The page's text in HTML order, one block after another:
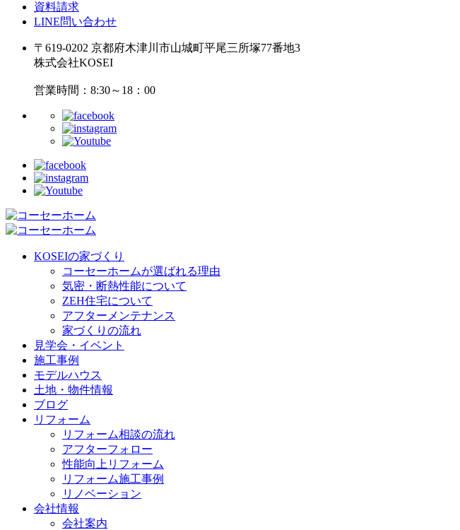
資料請求
LINE問い合わせ
〒619-0202 京都府木津川市山城町平尾三所塚77番地3
株式会社KOSEI
営業時間：8:30～18：00
KOSEIの家づくり
コーセーホームが選ばれる理由
気密・断熱性能について
ZEH住宅について
アフターメンテナンス
家づくりの流れ
見学会・イベント
施工事例
モデルハウス
土地・物件情報
ブログ
リフォーム
リフォーム相談の流れ
アフターフォロー
性能向上リフォーム
リフォーム施工事例
リノベーション
会社情報
会社案内